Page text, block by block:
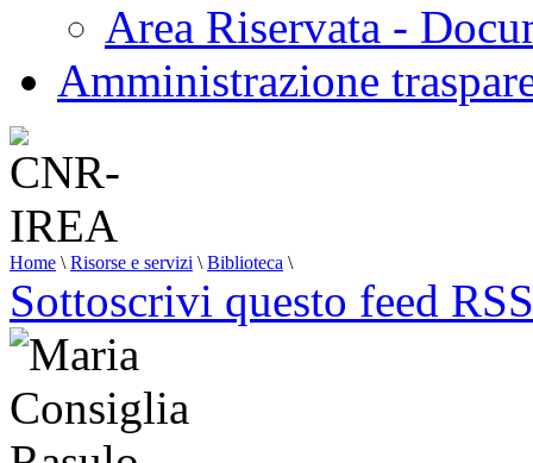
Area Riservata -
Amministrazione
Home \ Risorse e servizi \ Biblioteca \
Sottoscrivi questo feed RSS